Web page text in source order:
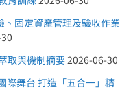
固定資產管理及驗收作業
取與機制摘要2026-06-30
際舞台 打造「五合一」精